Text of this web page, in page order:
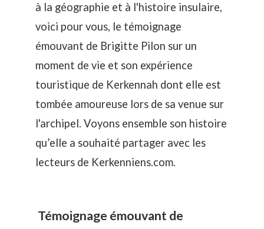
à la géographie et à l'histoire insulaire,
voici pour vous, le témoignage
émouvant de Brigitte Pilon sur un
moment de vie et son expérience
touristique de Kerkennah dont elle est
tombée amoureuse lors de sa venue sur
l'archipel. Voyons ensemble son histoire
qu’elle a souhaité partager avec les
lecteurs de Kerkenniens.com.
Témoignage émouvant de